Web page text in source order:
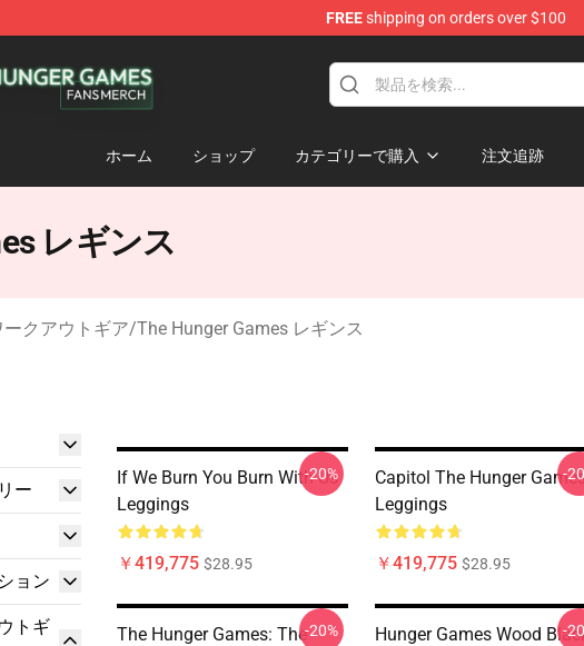
FREEshipping on orders over $100
ホーム ショップ カテゴリーで購入 注文追跡
レギンス
クアウトギア/The Hunger Games レギンス
ー
ョン
トギ
If We Burn You Burn With Us
Leggings
￥419,775 $28.95
-20%
Capitol The Hunger
Leggings
￥419,775 $28.95
-
The Hunger Games: The-20%
Hunger Games Wood
-